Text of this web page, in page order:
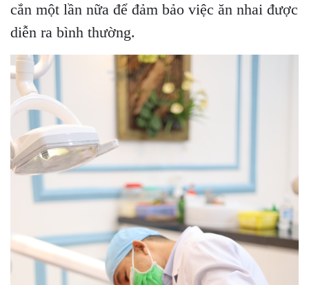
cắn một lần nữa để đảm bảo việc ăn nhai được
diễn ra bình thường.